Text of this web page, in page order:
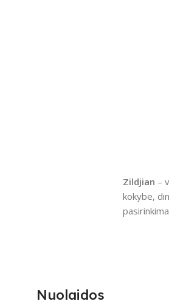
Zildjian –
kokybe,
Nuolaidos